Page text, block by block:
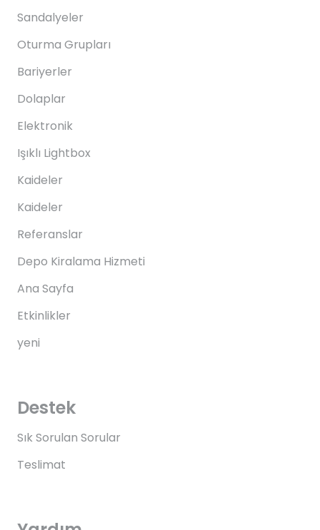
Sandalyeler
Oturma Grupları
Bariyerler
Dolaplar
Elektronik
Işıklı Lightbox
Kaideler
Kaideler
Referanslar
Depo Kiralama Hizmeti
Ana Sayfa
Etkinlikler
yeni
Destek
Sık Sorulan Sorular
Teslimat